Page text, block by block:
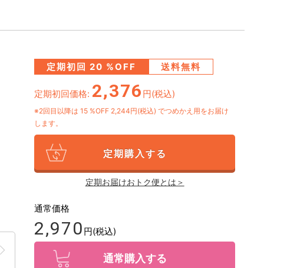
定期初回 20 %OFF 送料無料
定期初回価格: 2,376 円(税込)
※2回目以降は 15 %OFF 2,244円(税込)でつめかえ用をお届け
します。
定期購入する
定期お届けおトク便とは＞
通常価格
2,970 円(税込)
通常購入する